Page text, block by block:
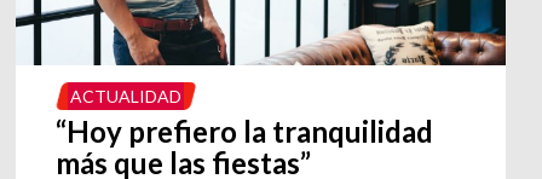
ACTUALIDAD
“Hoy prefiero la tranquilidad
más que las fiestas”